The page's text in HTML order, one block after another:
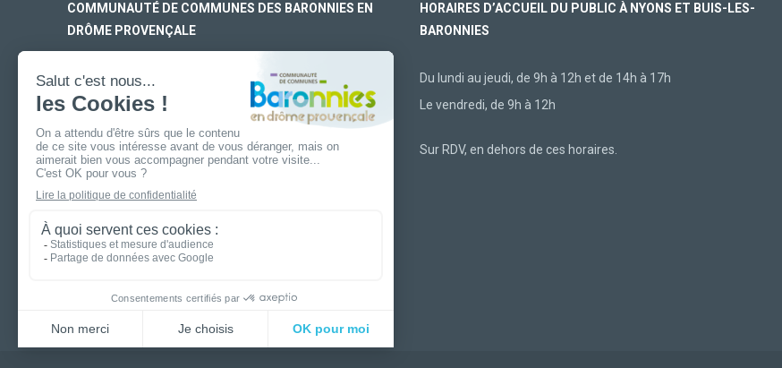
COMMUNAUTÉ DE COMMUNES DES BARONNIES EN
DRÔME PROVENÇALE
SIÈGE SOCIAL
170 rue Ferdinand Fert
Les Laurons – CS 30005
26110 Nyons
ANTENNE DE BUIS-LES-BARONNIES
19 boulevard Aristide Briand
26170 Buis-Les-Baronnies
HORAIRES D’ACCUEIL DU PUBLIC À NYONS ET BUIS-LES-
BARONNIES
Du lundi au jeudi, de 9h à 12h et de 14h à 17h
Le vendredi, de 9h à 12h
Sur RDV, en dehors de ces horaires.